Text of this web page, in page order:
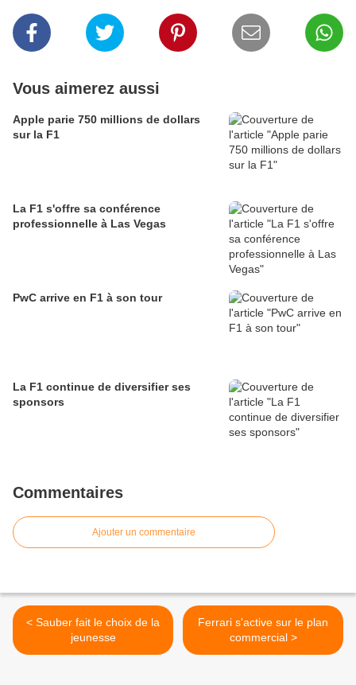
Vous aimerez aussi
Apple parie 750 millions de dollars
sur la F1
La F1 s'offre sa conférence
professionnelle à Las Vegas
PwC arrive en F1 à son tour
La F1 continue de diversifier ses
sponsors
Commentaires
Ajouter un commentaire
< Sauber fait le choix de la
jeunesse
Ferrari s'active sur le plan
commercial >